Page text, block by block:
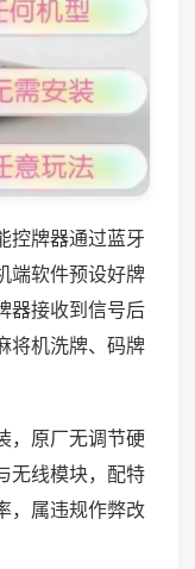
控牌器通过蓝牙
端软件预设好牌
器接收到信号后
将机洗牌、码牌
，原厂无调节硬
无线模块，配特
，属违规作弊改